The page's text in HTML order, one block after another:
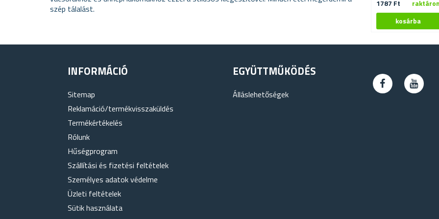
szép tálalást.
1787 Ft raktáron
INFORMÁCIÓ
Sitemap
Reklamáció/termékvisszaküldés
Termékértékelés
Rólunk
Hűségprogram
Szállítási és fizetési feltételek
Személyes adatok védelme
Üzleti feltételek
Sütik használata
EGYÜTTMŰKÖDÉS
Álláslehetőségek